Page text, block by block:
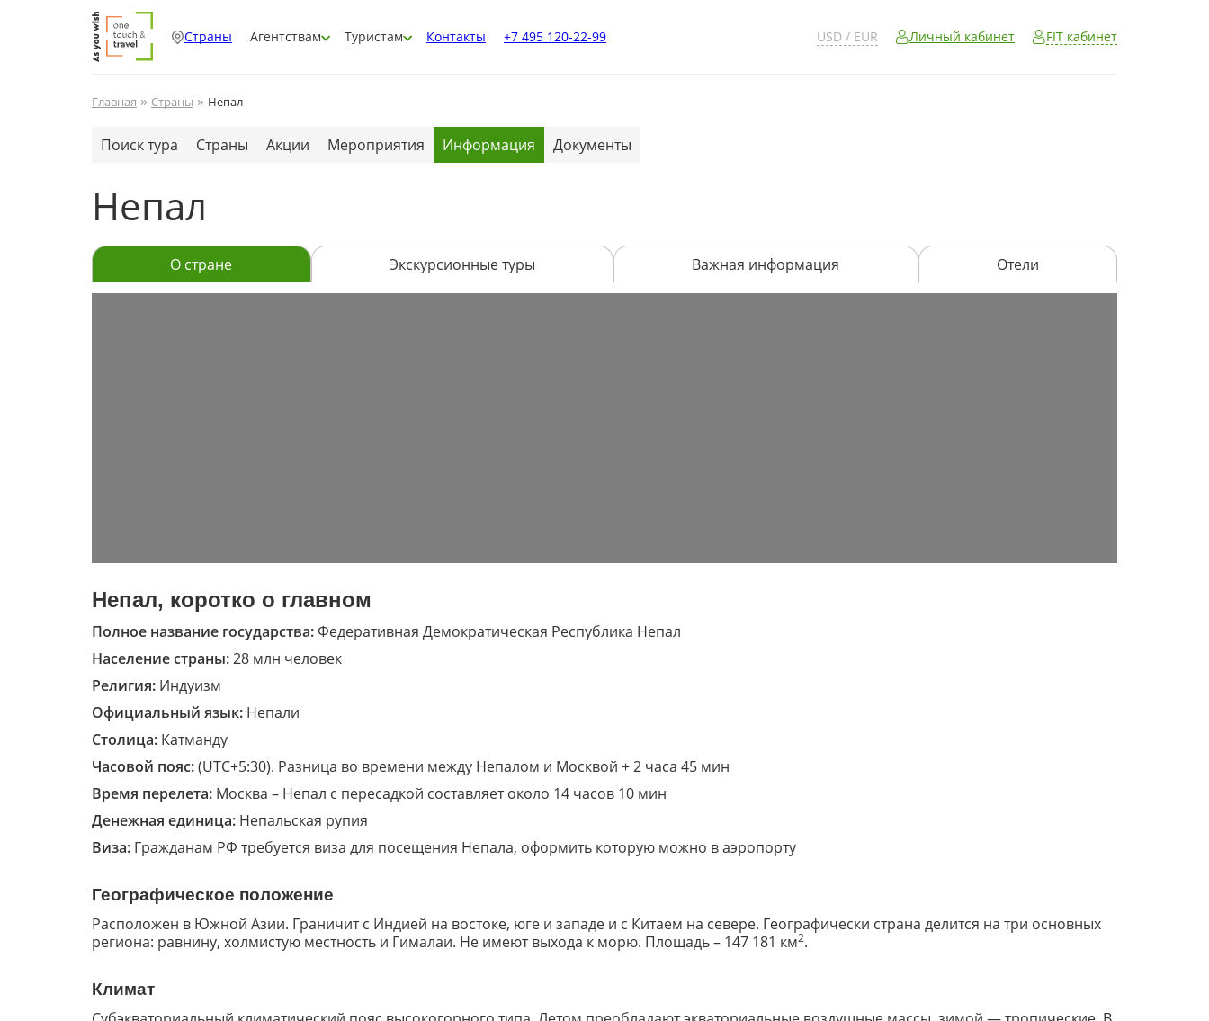
Страны Агентствам Туристам Контакты +7 495 120-22-99 USD / EUR Личный кабинет FIT кабинет
Главная » Страны » Непал
Поиск тура Страны Акции Мероприятия Информация Документы
Непал
О стране Экскурсионные туры Важная информация Отели
Непал, коротко о главном
Полное название государства:Федеративная Демократическая Республика Непал
Население страны:28 млн человек
Религия: Индуизм
Официальный язык: Непали
Столица: Катманду
Часовой пояс:(UTC+5:30). Разница во времени между Непалом и Москвой + 2 часа 45 мин
Время перелета: Москва – Непал с пересадкой составляет около 14 часов 10 мин
Денежная единица: Непальская рупия
Виза: Гражданам РФ требуется виза для посещения Непала, оформить которую можно в аэропорту
Географическое положение
Расположен в Южной Азии. Граничит с Индией на востоке, юге и западе и с Китаем на севере. Географически страна делится на три основных
региона: равнину, холмистую местность и Гималаи. Не имеют выхода к морю. Площадь – 147 181 км2.
Климат